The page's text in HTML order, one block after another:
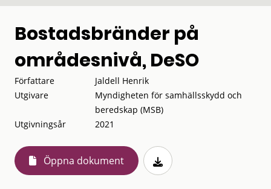
Bostadsbränder på
områdesnivå, DeSO
Författare
Jaldell Henrik
Utgivare
Myndigheten för samhällsskydd och
beredskap (MSB)
Utgivningsår
2021
Öppna dokument